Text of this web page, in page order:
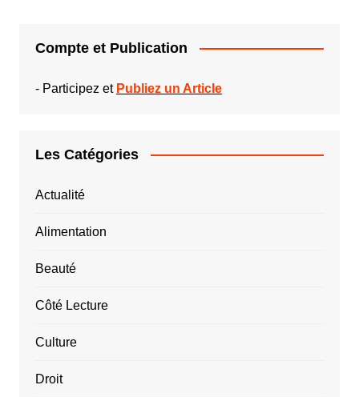
Compte et Publication
- Participez et Publiez un Article
Les Catégories
Actualité
Alimentation
Beauté
Côté Lecture
Culture
Droit